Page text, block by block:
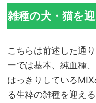
雑種の犬・猫を
こちらは前述した通
ーでは基本、純血種
はっきりしている
る生粋の雑種を迎え